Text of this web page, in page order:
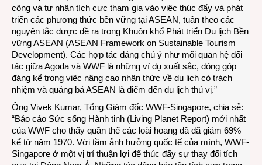
công và tư nhân tích cực tham gia vào việc thúc đẩy và phát
triển các phương thức bền vững tại ASEAN, tuân theo các
nguyên tắc được đề ra trong Khuôn khổ Phát triển Du lịch Bền
vững ASEAN (ASEAN Framework on Sustainable Tourism
Development). Các hợp tác đáng chú ý như mối quan hệ đối
tác giữa Agoda và WWF là những ví dụ xuất sắc, đóng góp
đáng kể trong việc nâng cao nhận thức về du lịch có trách
nhiệm và quảng bá ASEAN là điểm đến du lịch thú vị.”
Ông Vivek Kumar, Tổng Giám đốc WWF-Singapore, chia sẻ:
“Báo cáo Sức sống Hành tinh (Living Planet Report) mới nhất
của WWF cho thấy quần thể các loài hoang dã đã giảm 69%
kể từ năm 1970. Với tầm ảnh hưởng quốc tế của mình, WWF-
Singapore ở một vị trí thuận lợi để thúc đẩy sự thay đổi tích